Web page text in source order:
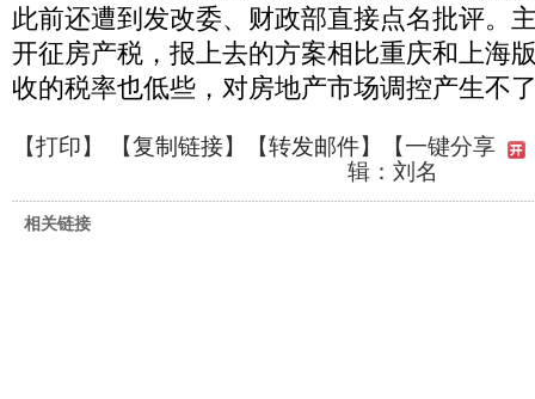
此前还遭到发改委、财政部直接点名批评。
开征房产税，报上去的方案相比重庆和上海
收的税率也低些，对房地产市场调控产生不
【打印】 【复制链接】【转发邮件】
【一键分享
辑：刘名
相关链接